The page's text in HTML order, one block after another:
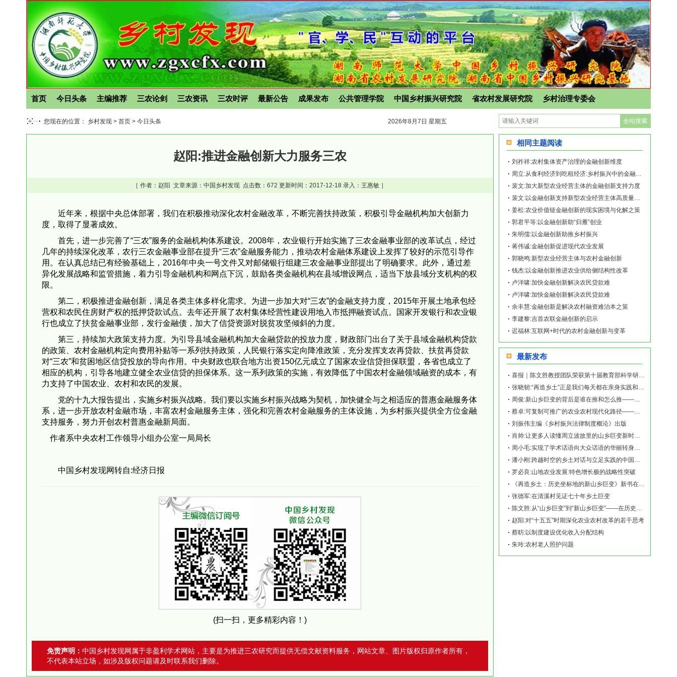
首页 今日头条 主编推荐 三农论剑 三农资讯 三农时评 最新公告 成果发布 公共管理学院 中国乡村振兴研究院 省农村发展研究院 乡村治理专委会
您现在的位置： 乡村发现 > 首页 > 今日头条 2026年8月7日 星期五
赵阳:推进金融创新大力服务三农
［ 作者： 赵阳 文章来源：中国乡村发现 点击数：672 更新时间：2017-12-18 录入：王惠敏 ］
近年来，根据中央总体部署，我们在积极推动深化农村金融改革，不断完善扶持政策，积极引导金融机构加大创新力
度，取得了显著成效。
首先，进一步完善了“三农”服务的金融机构体系建设。2008年，农业银行开始实施了三农金融事业部的改革试点，经过
几年的持续深化改革，农行三农金融事业部在提升“三农”金融服务能力，推动农村金融体系建设上发挥了较好的示范引导作
用。在认真总结已有经验基础上，2016年中央一号文件又对邮储银行组建三农金融事业部提出了明确要求。此外，通过差
异化发展战略和监管措施，着力引导金融机构和网点下沉，鼓励各类金融机构在县域增设网点，适当下放县域分支机构的权
限。
第二，积极推进金融创新，满足各类主体多样化需求。为进一步加大对“三农”的金融支持力度，2015年开展土地承包经
营权和农民住房财产权的抵押贷款试点。去年还开展了农村集体经营性建设用地入市抵押融资试点。国家开发银行和农业银
行也成立了扶贫金融事业部，发行金融债，加大了信贷资源对脱贫攻坚倾斜的力度。
第三，持续加大政策支持力度。为引导县域金融机构加大金融贷款的投放力度，财政部门出台了关于县域金融机构贷款
的政策、农村金融机构定向费用补贴等一系列扶持政策，人民银行落实定向降准政策，充分发挥支农再贷款、扶贫再贷款
对“三农”和贫困地区信贷投放的导向作用。中央财政也联合地方出资150亿元成立了国家农业信贷担保联盟，各省也成立了
相应的机构，引导各地建立健全农业信贷的担保体系。这一系列政策的实施，有效降低了中国农村金融领域融资的成本，有
力支持了中国农业、农村和农民的发展。
党的十九大报告提出，实施乡村振兴战略。我们要以实施乡村振兴战略为契机，加快健全与之相适应的普惠金融服务体
系，进一步开放农村金融市场，丰富农村金融服务主体，强化和完善农村金融服务的主体设施，为乡村振兴提供全方位金融
支持服务，努力开创农村普惠金融新局面。
作者系中央农村工作领导小组办公室一局局长
中国乡村发现网转自:经济日报
(扫一扫，更多精彩内容！)
免责声明： 中国乡村发现网属于非盈利学术网站，主要是为推进三农研究而提供无偿文献资料服务，网站文章、图片版权归原作者所有，
不代表本站立场，如涉及版权问题请及时联系我们删除。
相同主题阅读
刘祚祥:农村集体资产治理的金融创新维度
周立:从食利经济到吃租经济:乡村振兴中的金融创新
裴文:加大新型农业经营主体的金融创新支持力度
裴文:以金融创新支持新型农业经营主体高质量发展
姜松:农业价值链金融创新的现实困境与化解之策
郭君平等:以金融创新助“归雁”创业
朱明儒:以金融创新助推乡村振兴
蒋伟诚:金融创新促进现代农业发展
郭晓鸣:新型农业经营主体与农村金融创新
钱杰:以金融创新推进农业供给侧结构性改革
卢洋啸:加快金融创新解决农民贷款难
卢洋啸:加快金融创新解决农民贷款难
余丰慧:金融创新是解决农村融资难治本之策
李建黎:吉首农联金融创新的启示
迟福林:互联网+时代的农村金融创新与变革
最新发布
喜报｜陈文胜教授团队荣获第十届教育部科学研究优秀成果奖（人文社会科学）
张晓韧:“再造乡土”正是我们每天都在亲身实践和探索的事业——《再造乡土:历史坐标地的
周俊:新山乡巨变的背后是谁在推和怎么推——《再造乡土:历史坐标地的新山乡巨变》新书发
蔡卓:可复制可推广的农业农村现代化路径——《再造乡土:历史坐标地的新山乡巨变》新书发
刘振伟主编《乡村振兴法律制度概论》出版
肖帅:让更多人读懂周立波故里的山乡巨变新时代故事——《再造乡土:历史坐标地的新山乡巨
周小毛:实现了学术话语向大众话语的华丽转身——《再造乡土:历史坐标地的新山乡巨变》新
潘小刚:跨越时空的乡土对话与立足实践的中国故事——《再造乡土:历史坐标地的新山乡巨变
罗必良:山地农业发展:特色增长极的战略性突破
《再造乡土：历史坐标地的新山乡巨变》新书在赫山清溪村首发
张德军:在清溪村见证七十年乡土巨变
陈文胜:从“山乡巨变”到“新山乡巨变”——在历史坐标地观察中国乡村现代化
赵阳:对“十五五”时期深化农业农村改革的若干思考
蔡昉:以制度建设优化收入分配结构
朱玲:农村老人照护问题